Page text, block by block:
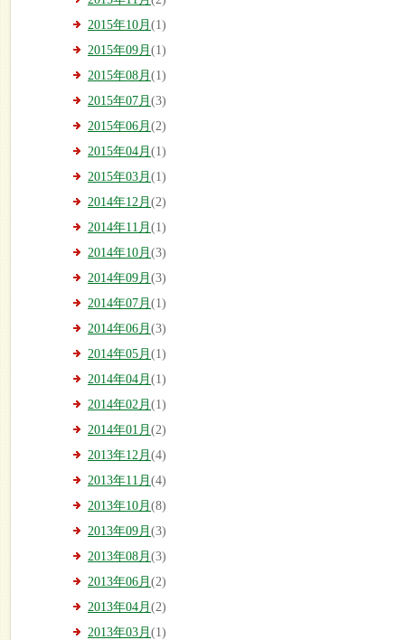
2015年10月 (1)
2015年09月 (1)
2015年08月 (1)
2015年07月 (3)
2015年06月 (2)
2015年04月 (1)
2015年03月 (1)
2014年12月 (2)
2014年11月 (1)
2014年10月 (3)
2014年09月 (3)
2014年07月 (1)
2014年06月 (3)
2014年05月 (1)
2014年04月 (1)
2014年02月 (1)
2014年01月 (2)
2013年12月 (4)
2013年11月 (4)
2013年10月 (8)
2013年09月 (3)
2013年08月 (3)
2013年06月 (2)
2013年04月 (2)
2013年03月 (1)